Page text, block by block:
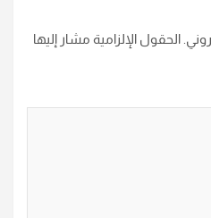
الحقول الإلزامية مشار إليها